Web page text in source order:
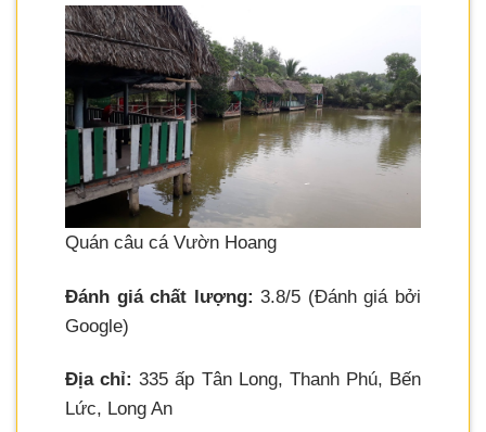
Quán câu cá Vườn Hoang
Đánh giá chất lượng: 3.8/5 (Đánh giá bởi
Google)
Địa chỉ: 335 ấp Tân Long, Thanh Phú, Bến
Lức, Long An